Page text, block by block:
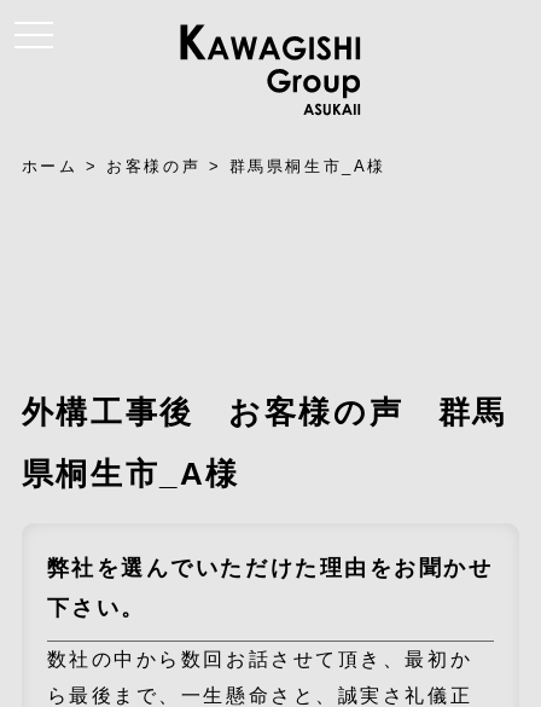
t
o
v
ホーム > お客様の声 > 群馬県桐生市_A様
外構工事後 お客様の声 群馬
県桐生市_A様
弊社を選んでいただけた理由をお聞かせ
下さい。
数社の中から数回お話させて頂き、最初か
ら最後まで、一生懸命さと、誠実さ礼儀正